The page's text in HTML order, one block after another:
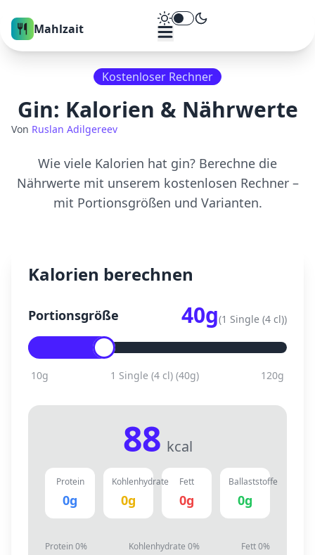
Mahlzait Theme umschalten
Kostenloser Rechner
Gin: Kalorien & Nährwerte
Von Ruslan Adilgereev
Wie viele Kalorien hat gin? Berechne die
Nährwerte mit unserem kostenlosen Rechner –
mit Portionsgrößen und Varianten.
Kalorien berechnen
Portionsgröße 40g(1 Single (4 cl))
10g 1 Single (4 cl) (40g) 120g
88 kcal
Protein
0g
Kohlenhydrate
0g
Fett
0g
Ballaststoffe
0g
Protein0% Kohlenhydrate 0% Fett0%